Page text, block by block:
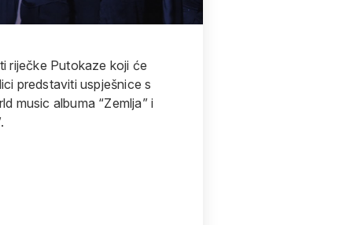
riječke Putokaze koji će
predstaviti uspješnice s
music albuma “Zemlja” i